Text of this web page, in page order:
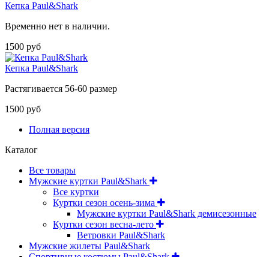
Кепка Paul&Shark
Временно нет в наличии.
1500 руб
Кепка Paul&Shark
Растягивается 56-60 размер
1500 руб
Полная версия
Каталог
Все товары
Мужские куртки Paul&Shark
Все куртки
Куртки сезон осень-зима
Мужские куртки Paul&Shark демисезонные
Куртки сезон весна-лето
Ветровки Paul&Shark
Мужские жилеты Paul&Shark